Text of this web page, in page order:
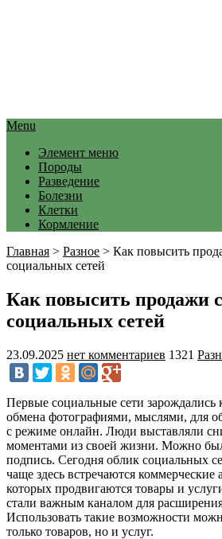
Menu
Элемент меню
Породы
Разведение
Болезни
Клетки
Кормление
Главная > Разное > Как повысить
социальных сетей
Как повысить продажи
социальных сетей
23.09.2025 нет комментариев 1321
Первые социальные сети зарождались
обмена фотографиями, мыслями, для
с режиме онлайн. Люди выставляли
моментами из своей жизни. Можно
подпись. Сегодня облик социальных
чаще здесь встречаются
которых продвигаются товары и
стали важным каналом для
Использовать такие возможности
только товаров, но и услуг.